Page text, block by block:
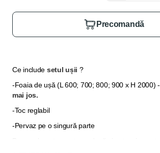
Precomandă
Ce include setul ușii ?
-Foaia de ușă (L 600; 700; 800; 900 x H 2000)-
mai jos.
-Toc reglabil
-Pervaz pe o singură parte